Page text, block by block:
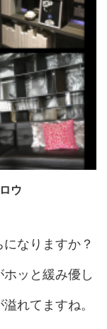
ウ
なりますか？
ッと緩み優し
れてますね。